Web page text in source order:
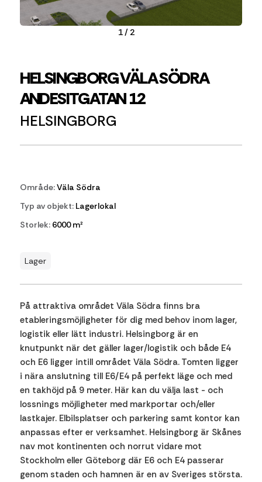
1/ 2
HELSINGBORG VÄLA SÖDRA
ANDESITGATAN 12
HELSINGBORG
Område:Väla Södra
Typ av objekt:Lagerlokal
Storlek:6000 m²
Lager
På attraktiva området Väla Södra finns bra
etableringsmöjligheter för dig med behov inom lager,
logistik eller lätt industri. Helsingborg är en
knutpunkt när det gäller lager/logistik och både E4
och E6 ligger intill området Väla Södra. Tomten ligger
i nära anslutning till E6/E4 på perfekt läge och med
en takhöjd på 9 meter. Här kan du välja last - och
lossnings möjligheter med markportar och/eller
lastkajer. Elbilsplatser och parkering samt kontor kan
anpassas efter er verksamhet. Helsingborg är Skånes
nav mot kontinenten och norrut vidare mot
Stockholm eller Göteborg där E6 och E4 passerar
genom staden och hamnen är en av Sveriges största.